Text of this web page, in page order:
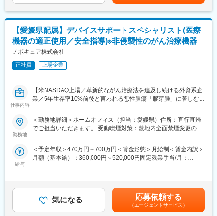
金はあくまでも目安の金額であり、選考を通じて上下する可能性
があります。月給(月額)は固定手当を含めた表記です。
【愛媛県配属】デバイスサポートスペシャリスト(医療
機器の適正使用／安全指導)※非侵襲性のがん治療機器
ノボキュア株式会社
正社員 上場企業
仕事内容
【米NASDAQ上場／革新的ながん治療法を追及し続ける外資系企
業／5年生存率10%前後と言われる悪性腫瘍「膠芽腫」に苦しむ患
★がん領域の最先端治療（非侵襲デバイス）の適正使用のサポー
求人です！
★夜勤や呼び出しがなく、医療者としてのやりがいと働き方改善
当社のデバイスサポートスペシャリストとして、利用者への取扱
い説明ならびに利用時のサポートを行って頂きます。
＜具体的な業務内容＞
勤務地
＜勤務地詳細＞ホームオフィス（担当：愛媛県）住所：直行直帰
でご担当いただきます。 受動喫煙対策：敷地内全面禁煙変更の範
給与
＜予定年収＞470万円～700万円＜賃金形態＞月給制＜賃金内訳＞
月額（基本給）：360,000円～520,000円固定残業手当/月：
賞与実績:前年度実績（年間給与の10％）賃金はあくまでも目安の
金額であり、選考を通じて上下する可能性があります。月給(月額)
は固定手当を含めた表記です。
気になる 応募依頼する
（エージェントサービス）